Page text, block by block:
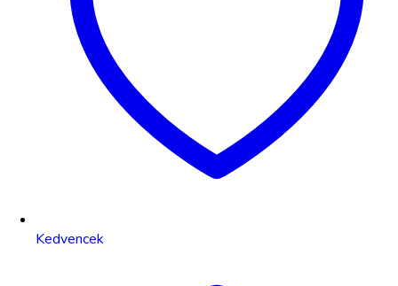
Kedvencek